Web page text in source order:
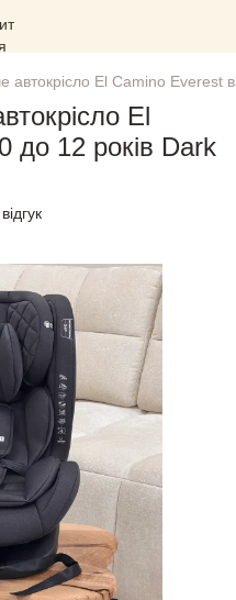
автокрісло El Camino Everest
El
до 12 років Dark